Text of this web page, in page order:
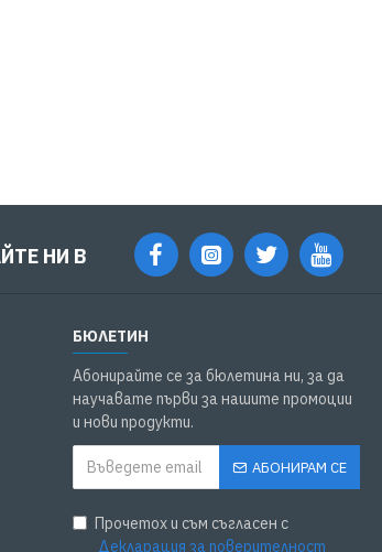
НИ В
БЮЛЕТИН
Абонирайте се за бюлетина ни, за да
научавате първи за нашите промоции
и нови продукти.
АБОНИРАМ СЕ
Прочетох и съм съгласен с
Декларация за поверителност